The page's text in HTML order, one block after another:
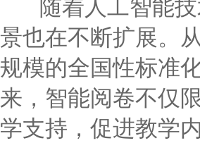
随着人工智能技
景也在不断扩展。
规模的全国性标准
来，智能阅卷不仅
学支持，促进教学